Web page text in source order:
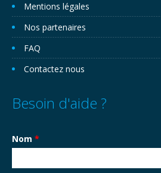
Mentions légales
Nos partenaires
FAQ
Contactez nous
Besoin d'aide ?
Nom *